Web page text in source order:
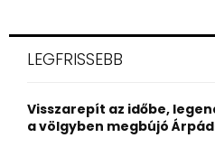
h
o
r
LEGFRISSEBB
Visszarepít az időbe,
a völgyben megbújó